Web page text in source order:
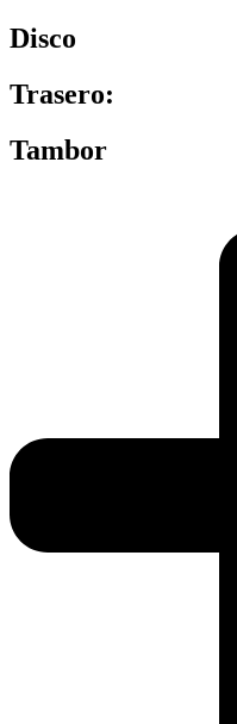
Disco
Trasero:
Tambor